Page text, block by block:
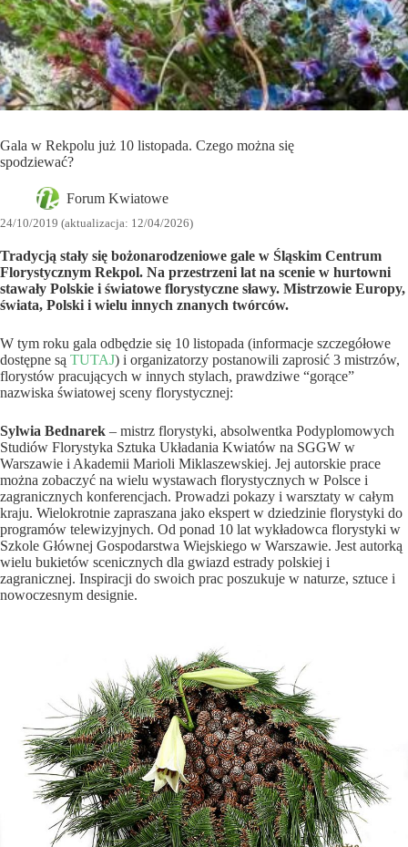
Gala w Rekpolu już 10 listopada. Czego można się
spodziewać?
Forum Kwiatowe
24/10/2019 (aktualizacja: 12/04/2026)
Tradycją stały się bożonarodzeniowe gale w Śląskim Centrum
Florystycznym Rekpol. Na przestrzeni lat na scenie w hurtowni
stawały Polskie i światowe florystyczne sławy. Mistrzowie Europy,
świata, Polski i wielu innych znanych twórców.
W tym roku gala odbędzie się 10 listopada (informacje szczegółowe
dostępne są TUTAJ) i organizatorzy postanowili zaprosić 3 mistrzów,
florystów pracujących w innych stylach, prawdziwe “gorące”
nazwiska światowej sceny florystycznej:
Sylwia Bednarek – mistrz florystyki, absolwentka Podyplomowych
Studiów Florystyka Sztuka Układania Kwiatów na SGGW w
Warszawie i Akademii Marioli Miklaszewskiej. Jej autorskie prace
można zobaczyć na wielu wystawach florystycznych w Polsce i
zagranicznych konferencjach. Prowadzi pokazy i warsztaty w całym
kraju. Wielokrotnie zapraszana jako ekspert w dziedzinie florystyki do
programów telewizyjnych. Od ponad 10 lat wykładowca florystyki w
Szkole Głównej Gospodarstwa Wiejskiego w Warszawie. Jest autorką
wielu bukietów scenicznych dla gwiazd estrady polskiej i
zagranicznej. Inspiracji do swoich prac poszukuje w naturze, sztuce i
nowoczesnym designie.